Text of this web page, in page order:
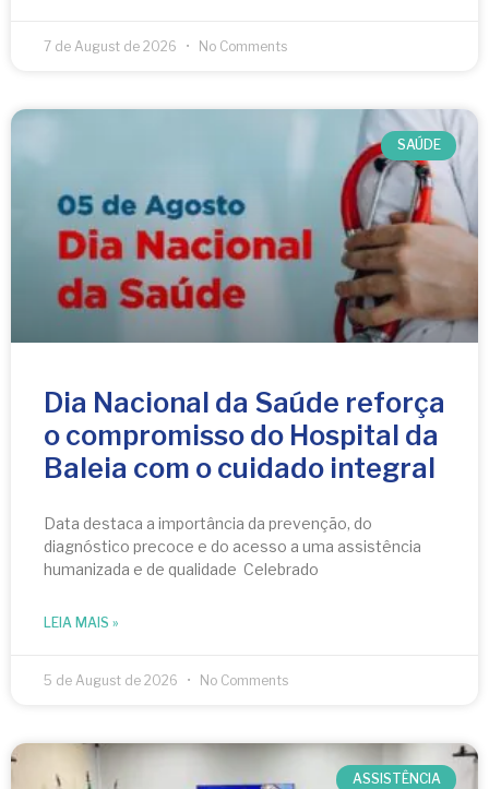
7 de August de 2026 No Comments
SAÚDE
Dia Nacional da Saúde reforça
o compromisso do Hospital da
Baleia com o cuidado integral
Data destaca a importância da prevenção, do
diagnóstico precoce e do acesso a uma assistência
humanizada e de qualidade Celebrado
LEIA MAIS »
5 de August de 2026 No Comments
ASSISTÊNCIA